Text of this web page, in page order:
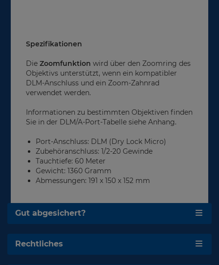
Spezifikationen
DieZoomfunktion wird über den Zoomring des
Objektivs unterstützt, wenn ein kompatibler
DLM-Anschluss und ein Zoom-Zahnrad
verwendet werden.
Informationen zu bestimmten Objektiven finden
Sie in der DLM/A-Port-Tabelle siehe Anhang.
Port-Anschluss: DLM (Dry Lock Micro)
Zubehöranschluss: 1/2-20 Gewinde
Tauchtiefe: 60 Meter
Gewicht: 1360 Gramm
Abmessungen: 191 x 150 x 152 mm
Gut abgesichert?
Rechtliches